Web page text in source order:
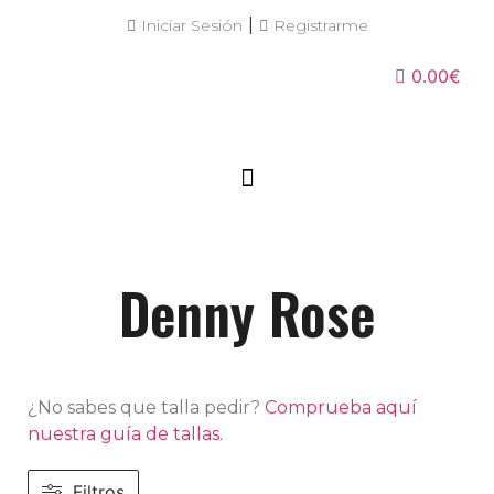
Iniciar Sesión Registrarme
0.00€
Denny Rose
¿No sabes que talla pedir? Comprueba aquí
nuestra guía de tallas.